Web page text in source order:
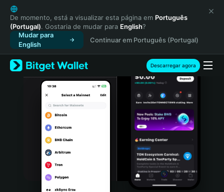
English
日本語
Tiếng Việt
Русский
Español (Latinoamérica)
Türkçe
Italiano
Português (Portugal)
Bahasa Indonesia
De momento, está a visualizar esta página em Português
(Portugal). Gostaria de mudar para English?
Mudar para
English
Continuar em Português (Portugal)
Descarregar agora